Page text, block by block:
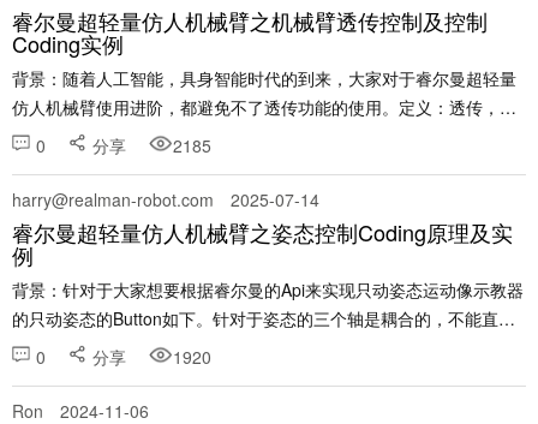
睿尔曼超轻量仿人机械臂之机械臂透传控制及控制
Coding实例
背景：随着人工智能，具身智能时代的到来，大家对于睿尔曼超轻量
仿人机械臂使用进阶，都避免不了透传功能的使用。定义：透传，数
据的透明传输，客户的数据通过睿尔曼的api，透明传输给机械臂，
0 分享 2185
harry@realman-robot.com 2025-07-14
睿尔曼超轻量仿人机械臂之姿态控制Coding原理及实
例
背景：针对于大家想要根据睿尔曼的Api来实现只动姿态运动像示教器
的只动姿态的Button如下。针对于姿态的三个轴是耦合的，不能直接
进行数值上的加减，推荐的方式如下： （1）记录当前位姿pose0，
0 分享 1920
Ron 2024-11-06